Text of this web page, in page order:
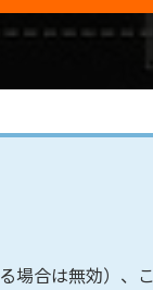
合は無効）、